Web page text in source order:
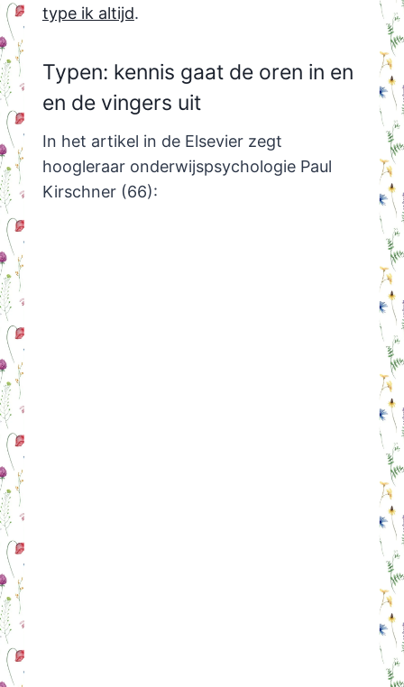
type ik altijd.
Typen: kennis gaat de oren in en
en de vingers uit
In het artikel in de Elsevier zegt
hoogleraar onderwijspsychologie Paul
Kirschner (66):